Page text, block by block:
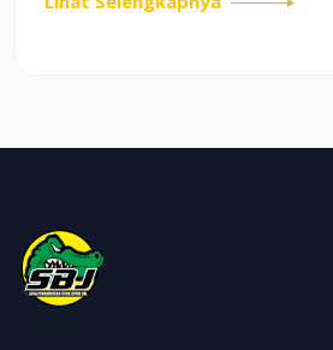
bisa Terblokir&gt; Tidak bisa